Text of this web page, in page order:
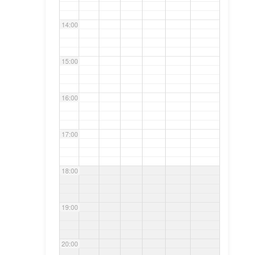
14:00
15:00
16:00
17:00
18:00
19:00
20:00